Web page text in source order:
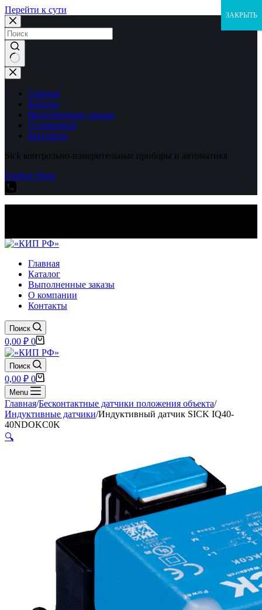
Перейти к сути
Ничего
не
найденоГлавная
Каталог
Выполненные заказы
О компании
Контакты
Sick контрольно-измерительные приборы и автоматика
Explore Shop
Главная
Каталог
Выполненные заказы
О компании
Контакты
Поиск
Корзина
0,00 ₽ 0
Поиск
Корзина
0,00 ₽ 0
Menu
Главная/Бесконтактные датчики положения объекта/
Индуктивные датчики/Индуктивный датчик SICK IQ40-
40NDOKC0K
🔍
ЗАКРЫТЬ